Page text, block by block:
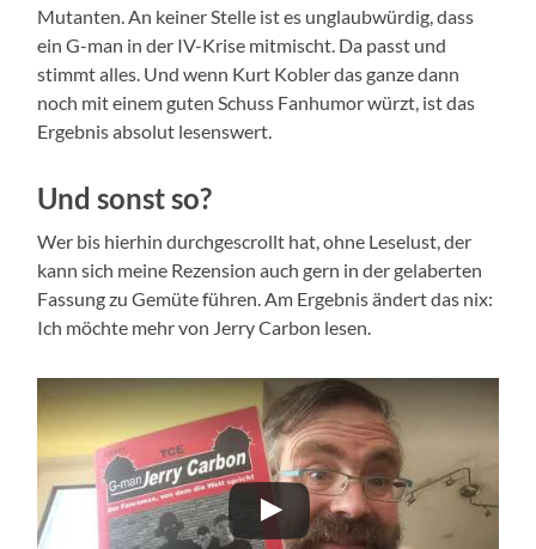
Mutanten. An keiner Stelle ist es unglaubwürdig, dass
ein G-man in der IV-Krise mitmischt. Da passt und
stimmt alles. Und wenn Kurt Kobler das ganze dann
noch mit einem guten Schuss Fanhumor würzt, ist das
Ergebnis absolut lesenswert.
Und sonst so?
Wer bis hierhin durchgescrollt hat, ohne Leselust, der
kann sich meine Rezension auch gern in der gelaberten
Fassung zu Gemüte führen. Am Ergebnis ändert das nix:
Ich möchte mehr von Jerry Carbon lesen.